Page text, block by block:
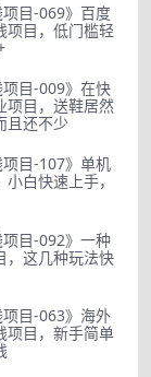
项目-069》百度
项目，低门槛轻
项目-009》在快
项目，送鞋居然
且还不少
项目-107》单机
白快速上手，
项目-092》一种
，这几种玩法快
项目-063》海外
项目，新手简单